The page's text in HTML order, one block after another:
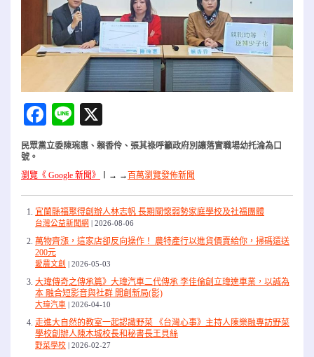
Facebook
Line
民眾黨立委陳琬惠、賴香伶、張其祿呼籲政府別讓落實職場幼托淪為口
號。
瀏覽《 Google 新聞》
→ →百萬瀏覽發佈新聞
宜蘭縣福聚得創辦人林志帆 長期關懷弱勢家庭學校及社福團體
台灣公益新聞網 2026-08-06
萬物齊漲，這家店卻反向操作！ 農特產行以進貨價賣給你，掃碼還送
200元
愛農文創 2026-05-03
大瑋傳奇之傳承篇》大瑋汽車二代傳承 李佳倫創立瑋達車業，以誠為
本 融合短影音與社群 開創新局(影)
大瑋汽車 2026-04-10
走進大自然的教室一起認識野菜 《台灣心事》主持人陳樂融專訪野菜
學校創辦人陳木城校長和秘書長王貝絲
野菜學校 2026-02-27